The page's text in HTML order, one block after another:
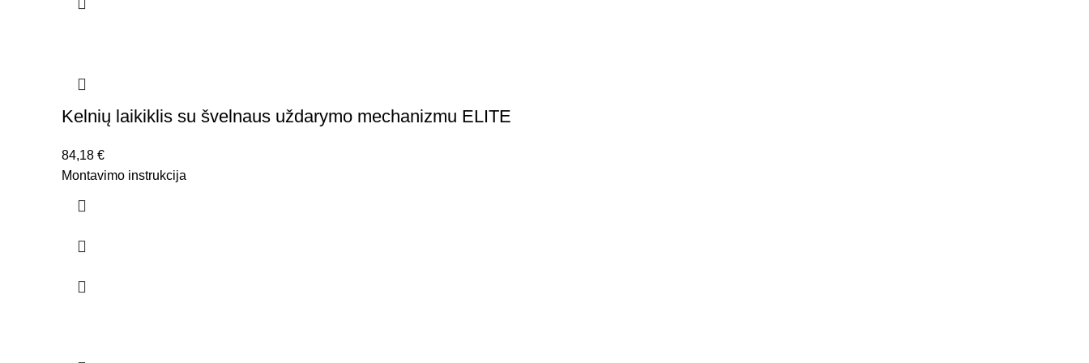
Kelnių laikiklis su švelnaus uždarymo mechanizmu ELITE
84,18 €
Montavimo instrukcija